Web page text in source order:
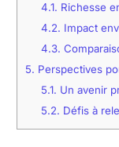
4.1. Richesse
4.2. Impact
4.3.
5. Perspectives
5.1. Un avenir
5.2. Défis à